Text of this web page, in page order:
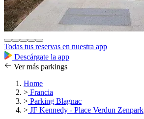
Todas tus reservas en nuestra app
Descárgate la app
Ver más parkings
Home
> Francia
> Parking Blagnac
> JF Kennedy - Place Verdun Zenpark